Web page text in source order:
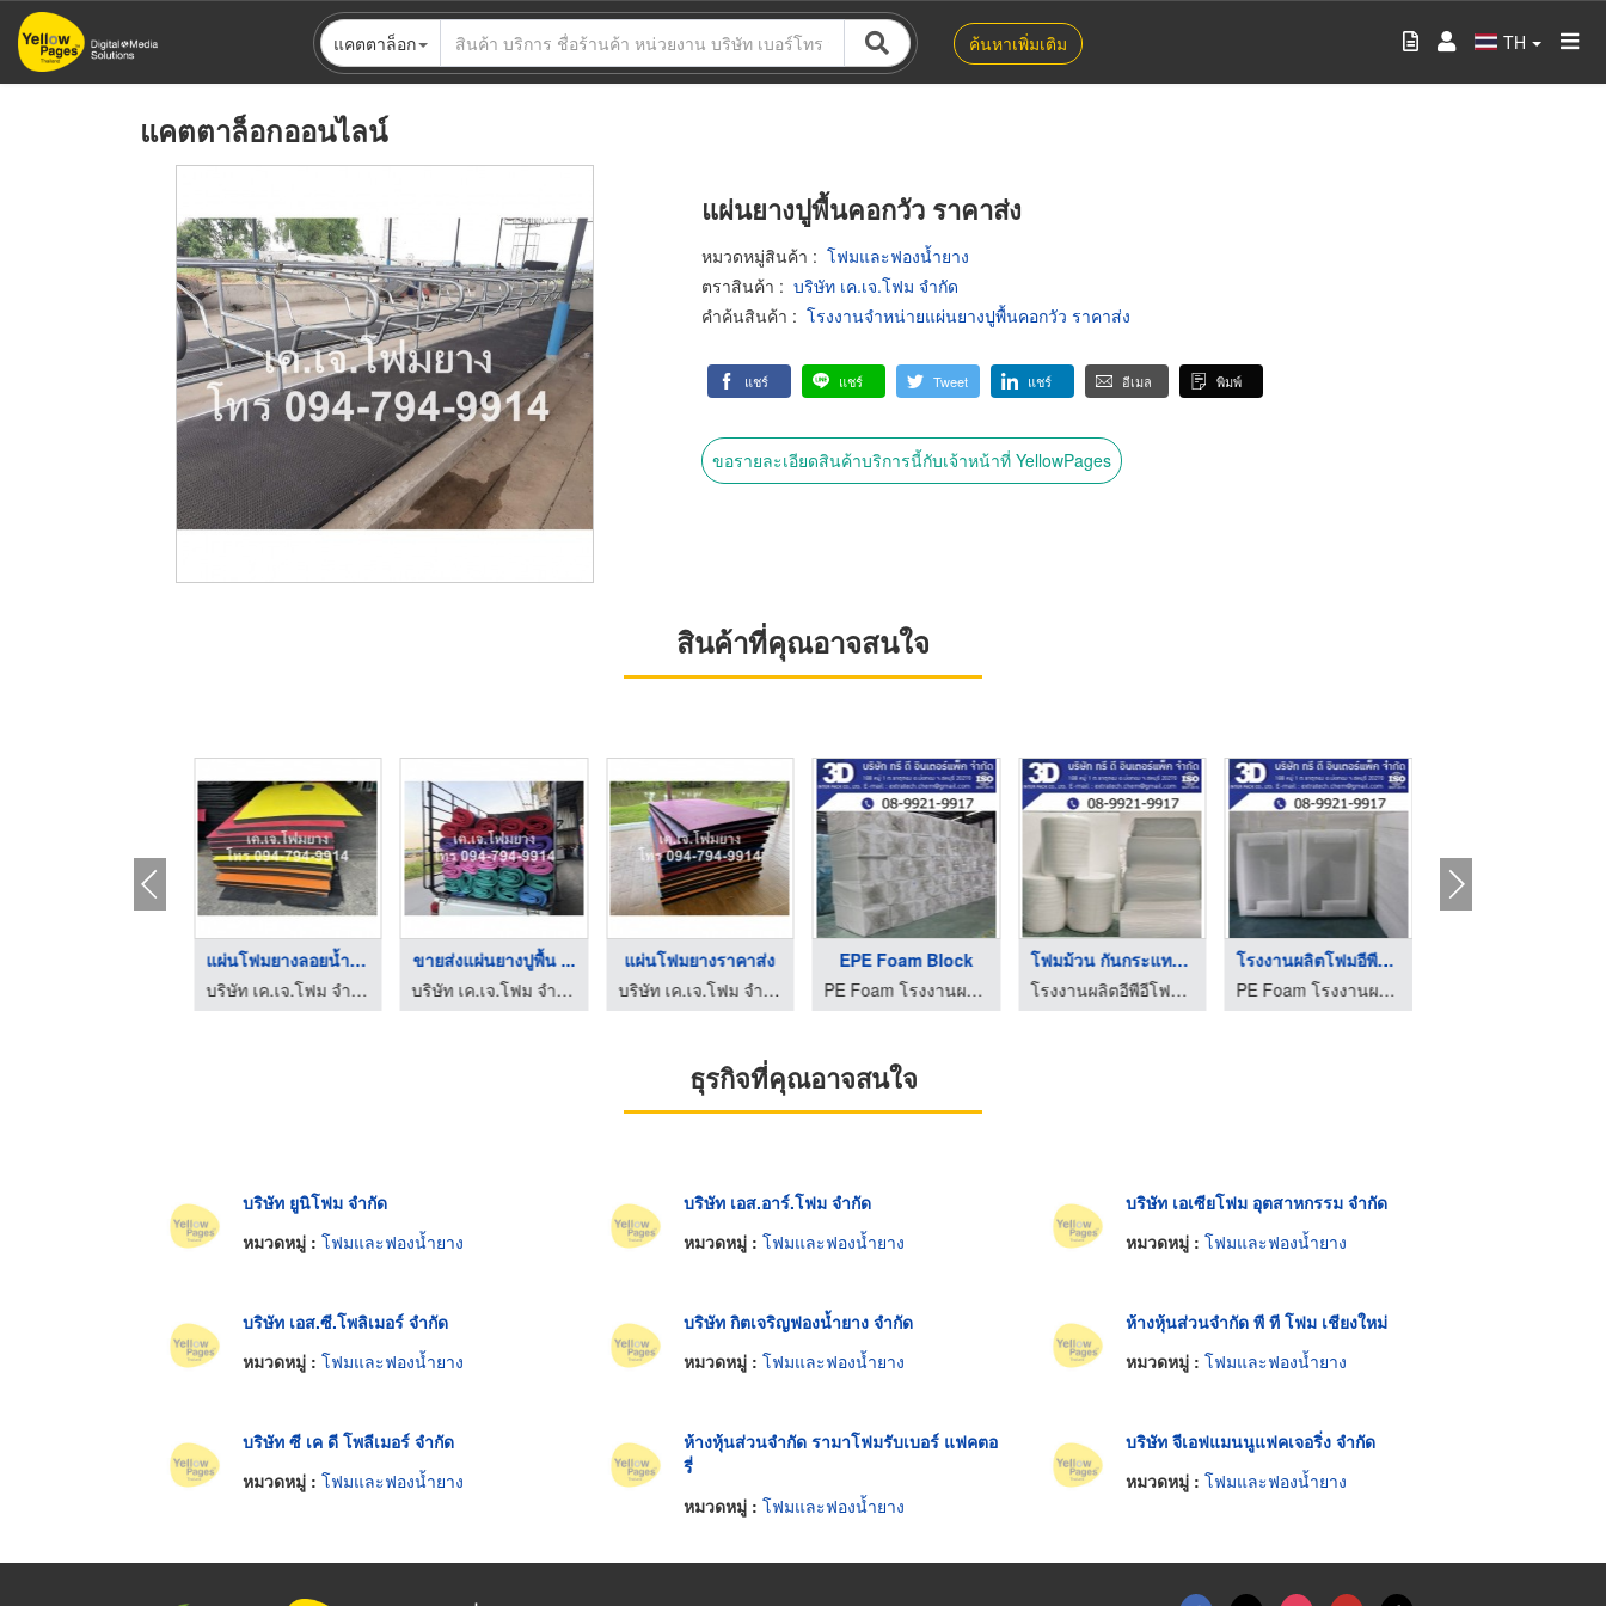
ข้าม
ไป
แคตตาล็อก ค้นหาเพิ่มเติม TH
แคตตาล็อกออนไลน์
แผ่นยางปูพื้นคอกวัว ราคาส่ง
หมวดหมู่สินค้า : โฟมและฟองน้ำยาง
ตราสินค้า : บริษัท เค.เจ.โฟม จำกัด
คำค้นสินค้า : โรงงานจำหน่ายแผ่นยางปูพื้นคอกวัว ราคาส่ง
แชร์ แชร์ Tweet แชร์ อีเมล พิมพ์
ขอรายละเอียดสินค้าบริการนี้กับเจ้าหน้าที่ YellowPages
สินค้าที่คุณอาจสนใจ
แผ่นโฟมยางลอยน้ำราคา ...
บริษัท เค.เจ.โฟม จำกัด
ขายส่งแผ่นยางปูพื้น ...
บริษัท เค.เจ.โฟม จำกัด
แผ่นโฟมยางราคาส่ง
บริษัท เค.เจ.โฟม จำกัด
EPE Foam Block
PE Foam โรงงานผลิตอีพีอีโฟม โฟมกันกระแทก โฟมม้วนชลบุรี
โฟมม้วน กันกระแทก ชล ...
โรงงานผลิตอีพีอีโฟม EPE Foam โฟมกันกระแทก โฟมม้วนชลบุรี
โรงงานผลิตโฟมอีพีอีป ...
PE Foam โรงงานผลิตอีพีอีโฟม โฟมกันกระแทก โฟมม้วนชลบุรี
ธุรกิจที่คุณอาจสนใจ
บริษัท ยูนิโฟม จำกัด
หมวดหมู่ : โฟมและฟองน้ำยาง
บริษัท เอส.อาร์.โฟม จำกัด
หมวดหมู่ :โฟมและฟองน้ำยาง
บริษัท เอเซียโฟม อุตสาหกรรม จำกัด
หมวดหมู่ : โฟมและฟองน้ำยาง
บริษัท เอส.ซี.โพลิเมอร์ จำกัด
หมวดหมู่ : โฟมและฟองน้ำยาง
บริษัท กิตเจริญฟองน้ำยาง จำกัด
หมวดหมู่ :โฟมและฟองน้ำยาง
ห้างหุ้นส่วนจำกัด พี ที โฟม เชียงใหม่
หมวดหมู่ : โฟมและฟองน้ำยาง
บริษัท ซี เค ดี โพลีเมอร์ จำกัด
หมวดหมู่ : โฟมและฟองน้ำยาง
ห้างหุ้นส่วนจำกัด รามาโฟมรับเบอร์ แฟคตอ
รี่
หมวดหมู่ :โฟมและฟองน้ำยาง
บริษัท จีเอฟแมนนูแฟคเจอริ่ง จำกัด
หมวดหมู่ : โฟมและฟองน้ำยาง